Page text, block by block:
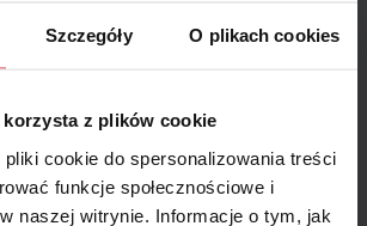
Szczegóły O plikach cookies
z plików cookie
cookie do spersonalizowania treści
funkcje społecznościowe i
naszej witrynie. Informacje o tym, jak